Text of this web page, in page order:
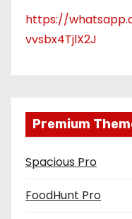
https://
vvsbx4TjlX2J
Premium
Spacious Pro
FoodHunt Pro